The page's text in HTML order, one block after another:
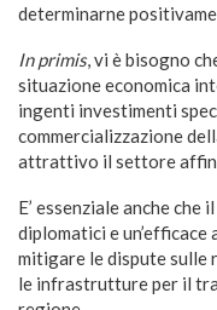
determinarne
In primis, vi è bisogno
situazione economica
ingenti investimenti
commercializzazione
attrattivo il settore
E’ essenziale anche
diplomatici e
mitigare le dispute
le infrastrutture per il